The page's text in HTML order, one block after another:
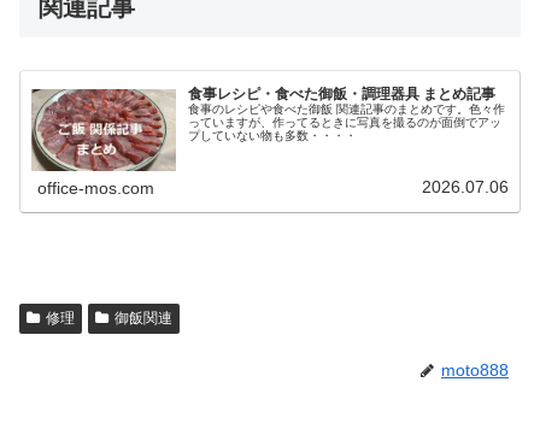
関連記事
食事レシピ・食べた御飯・調理器具 まとめ記事
食事のレシピや食べた御飯 関連記事のまとめです。色々作
っていますが、作ってるときに写真を撮るのが面倒でアッ
プしていない物も多数・・・・
office-mos.com 2026.07.06
修理 御飯関連
moto888